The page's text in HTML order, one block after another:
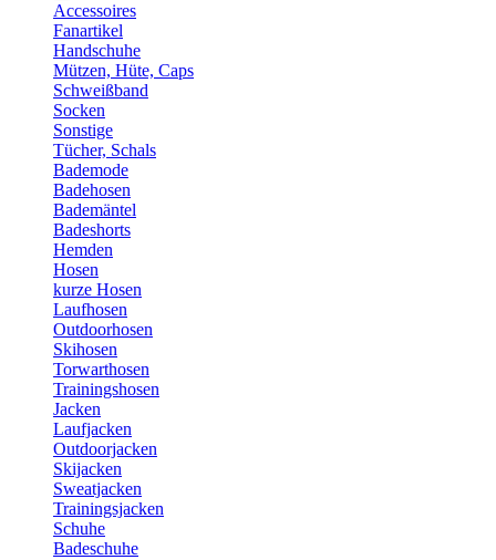
Accessoires
Fanartikel
Handschuhe
Mützen, Hüte, Caps
Schweißband
Socken
Sonstige
Tücher, Schals
Bademode
Badehosen
Bademäntel
Badeshorts
Hemden
Hosen
kurze Hosen
Laufhosen
Outdoorhosen
Skihosen
Torwarthosen
Trainingshosen
Jacken
Laufjacken
Outdoorjacken
Skijacken
Sweatjacken
Trainingsjacken
Schuhe
Badeschuhe